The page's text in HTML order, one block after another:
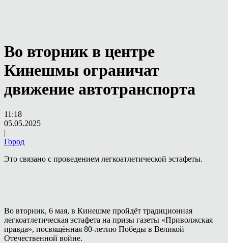
Во вторник в центре
Кинешмы ограничат
движение автотранспорта
11:18
05.05.2025
|
Город
Это связано с проведением легкоатлетической эстафеты.
Во вторник, 6 мая, в Кинешме пройдёт традиционная
легкоатлетическая эстафета на призы газеты «Приволжская
правда», посвящённая 80-летию Победы в Великой
Отечественной войне.